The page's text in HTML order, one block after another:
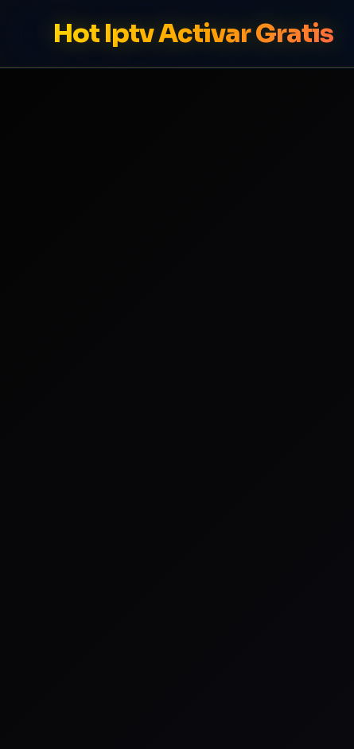
Hot Iptv Activar Gratis